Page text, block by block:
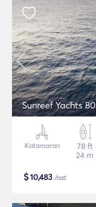
Sunreef Yachts 80
Katamaran
78 ft
24 m
$10,483 /nat